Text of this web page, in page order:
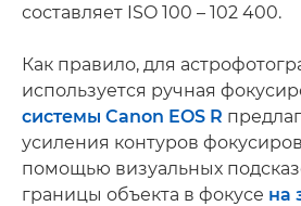
составляет ISO 100 – 102 400.
Как правило, для
используется ручная
системы Canon EOS R
усиления контуров
помощью визуальных
границы объекта в фокусе на